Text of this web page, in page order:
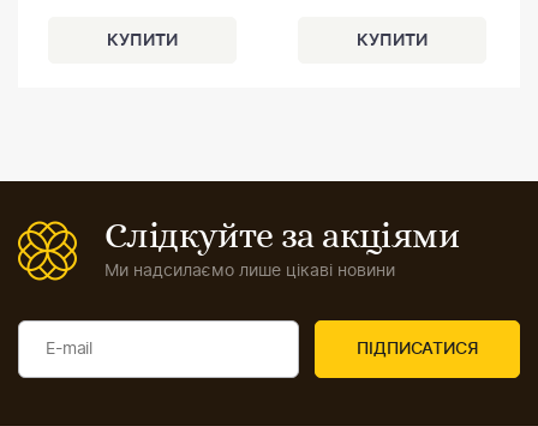
Слідкуйте за акціями
Ми надсилаємо лише цікаві новини